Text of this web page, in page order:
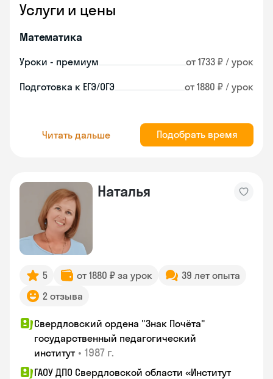
Услуги и цены
Математика
Уроки - премиум от 1733 ₽ / урок
Подготовка к ЕГЭ/ОГЭ от 1880 ₽ / урок
Читать дальше Подобрать время
Наталья
5 от 1880 ₽ за урок
39 лет опыта
2 отзыва
Свердловский ордена "Знак Почёта"
государственный педагогический
институт • 1987 г.
ГАОУ ДПО Свердловской области «Институт